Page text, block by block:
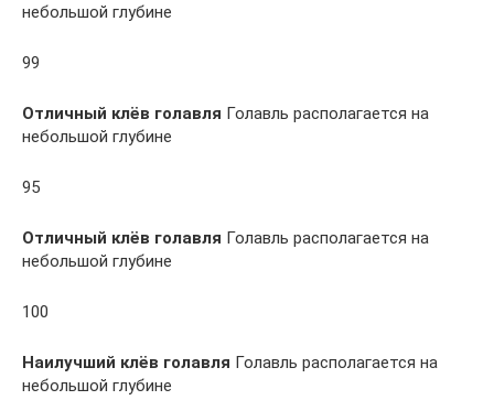
небольшой глубине
99
Отличный клёв голавля Голавль располагается на
небольшой глубине
95
Отличный клёв голавля Голавль располагается на
небольшой глубине
100
Наилучший клёв голавля Голавль располагается на
небольшой глубине